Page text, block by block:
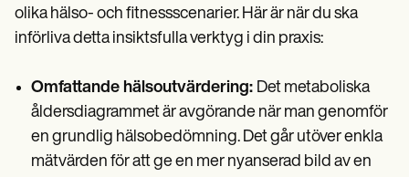
olika hälso- och fitnessscenarier. Här är när du ska
införliva detta insiktsfulla verktyg i din praxis:
Omfattande hälsoutvärdering: Det metaboliska
åldersdiagrammet är avgörande när man genomför
en grundlig hälsobedömning. Det går utöver enkla
mätvärden för att ge en mer nyanserad bild av en